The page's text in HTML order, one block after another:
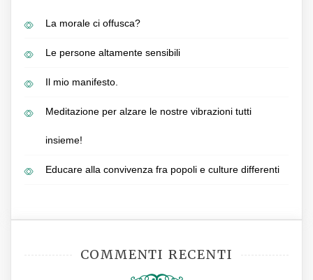
La morale ci offusca?
Le persone altamente sensibili
Il mio manifesto.
Meditazione per alzare le nostre vibrazioni tutti
insieme!
Educare alla convivenza fra popoli e culture differenti
COMMENTI RECENTI